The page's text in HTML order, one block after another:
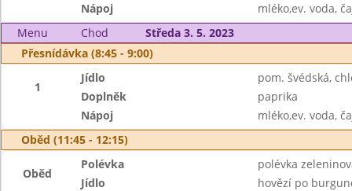
Nápoj
mléko,ev. voda,
Menu
Chod
Středa 3. 5. 2023
Přesnídávka (8:45 - 9:00)
1
Jídlo
pom. švédská,
Doplněk
paprika
Nápoj
mléko,ev. voda,
Oběd (11:45 - 12:15)
Oběd
Polévka
polévka
Jídlo
hovězí po